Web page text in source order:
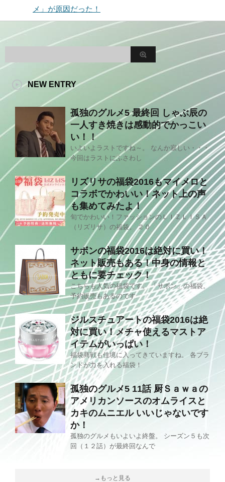
メ」が原因だった！
NEW ENTRY
孤独のグルメ5 最終回 しゃぶ辰の
一人すき焼きは感動的でかっこい
い！！
いよいよラストですね～。 なんか寂しい・・・
今回はラストにふさわし
リズリサの福袋2016もマイメロと
コラボでかわいい！ネット上の声
も集めてみたよ！
旬でかわいい！ファッションのＬＩＺＬＩＳＡ
（リズリサ）の福袋。 ２０
サボンの福袋2016は絶対に買い！
ネット販売もある！中身の情報と
ともに要チェック！
こちらも人気の福袋です。 「サボン」の福袋。
予約販売もあるのです
ジルスチュアートの福袋2016は絶
対に買い！メチャ使えるマストア
イテムがいっぱい！
福袋商戦も佳境に入ってきていますね。 各ブラ
ンドが力を入れる福袋！
孤独のグルメ5 11話 厨Ｓａｗａの
アメリカンソースのオムライスと
カキのムニエル いいじゃないです
か！
孤独のグルメもいよいよ終盤。 シーズン５も次
回（１２話）が最終回なんで
→もっと見る